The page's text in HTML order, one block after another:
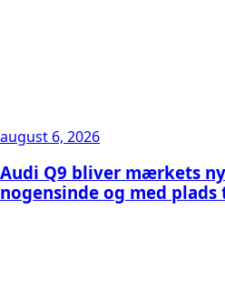
august 6, 2026
Audi Q9 bliver mærkets
nogensinde og med plads